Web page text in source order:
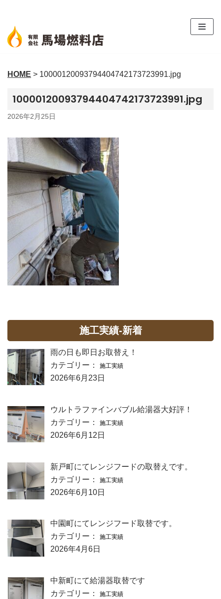
ン
テ
ン
へ
キ
ッ
HOME > 10000120093794404742173723991.jpg
10000120093794404742173723991.jpg
2026年2月25日
施工実績-新着
雨の日も即日お取替え！
カテゴリー：
施工実績
2026年6月23日
ウルトラファインバブル給湯器大好評！
カテゴリー：
施工実績
2026年6月12日
新戸町にてレンジフードの取替えです。
カテゴリー：
施工実績
2026年6月10日
中園町にてレンジフード取替です。
カテゴリー：
施工実績
2026年4月6日
中新町にて給湯器取替です
カテゴリー：
施工実績